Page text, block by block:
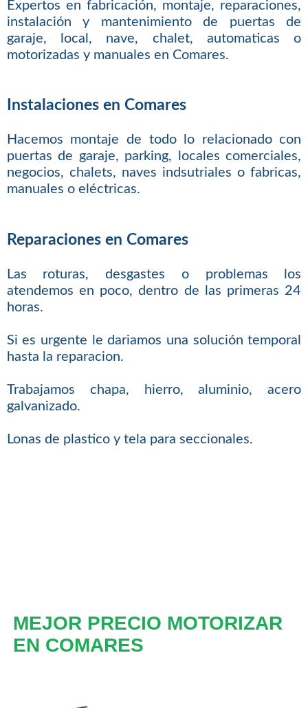
Expertos en fabricación, montaje, reparaciones,
instalación y mantenimiento de puertas de
garaje, local, nave, chalet, automaticas o
motorizadas y manuales en Comares.
Instalaciones en Comares
Hacemos montaje de todo lo relacionado con
puertas de garaje, parking, locales comerciales,
negocios, chalets, naves indsutriales o fabricas,
manuales o eléctricas.
Reparaciones en Comares
Las roturas, desgastes o problemas los
atendemos en poco, dentro de las primeras 24
horas.
Si es urgente le dariamos una solución temporal
hasta la reparacion.
Trabajamos chapa, hierro, aluminio, acero
galvanizado.
Lonas de plastico y tela para seccionales.
MEJOR PRECIO MOTORIZAR
EN COMARES